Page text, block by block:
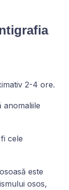
2-4 ore.
cele
este
osos,